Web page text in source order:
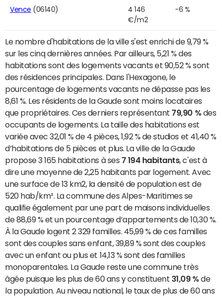
Vence (06140)
4 146
€/m2
-6 %
Le nombre d'habitations de la ville s'est enrichi de 9,79 %
sur les cinq dernières années. Par ailleurs, 5,21 % des
habitations sont des logements vacants et 90,52 % sont
des résidences principales. Dans l'Hexagone, le
pourcentage de logements vacants ne dépasse pas les
8,61 %. Les résidents de la Gaude sont moins locataires
que propriétaires. Ces derniers représentant 79,90 % des
occupants de logements. La taille des habitations est
variée avec 32,01 % de 4 pièces, 1,92 % de studios et 41,40 %
d’habitations de 5 pièces et plus. La ville de la Gaude
propose 3 165 habitations à ses 7 194 habitants, c'est à
dire une moyenne de 2,25 habitants par logement. Avec
une surface de 13 km2, la densité de population est de
520 hab/km². La commune des Alpes-Maritimes se
qualifie également par une part de maisons individuelles
de 88,69 % et un pourcentage d’appartements de 10,30 %.
À la Gaude logent 2 329 familles. 45,99 % de ces familles
sont des couples sans enfant, 39,89 % sont des couples
avec un enfant ou plus et 14,13 % sont des familles
monoparentales. La Gaude reste une commune très
âgée puisque les plus de 60 ans y constituent 31,09 % de
la population. Au niveau national, le taux de plus de 60 ans